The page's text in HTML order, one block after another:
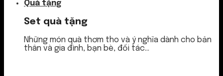
Quà tặng
Set quà tặng
Những món quà thơm tho và ý nghĩa dành cho bản
thân và gia đình, bạn bè, đối tác...